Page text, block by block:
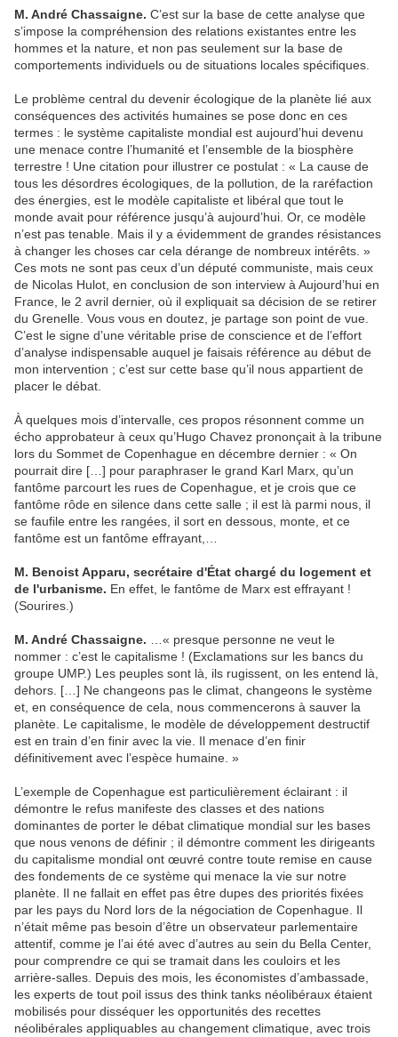
M. André Chassaigne. C’est sur la base de cette analyse que
s’impose la compréhension des relations existantes entre les
hommes et la nature, et non pas seulement sur la base de
comportements individuels ou de situations locales spécifiques.
Le problème central du devenir écologique de la planète lié aux
conséquences des activités humaines se pose donc en ces
termes : le système capitaliste mondial est aujourd’hui devenu
une menace contre l’humanité et l’ensemble de la biosphère
terrestre ! Une citation pour illustrer ce postulat : « La cause de
tous les désordres écologiques, de la pollution, de la raréfaction
des énergies, est le modèle capitaliste et libéral que tout le
monde avait pour référence jusqu’à aujourd’hui. Or, ce modèle
n’est pas tenable. Mais il y a évidemment de grandes résistances
à changer les choses car cela dérange de nombreux intérêts. »
Ces mots ne sont pas ceux d’un député communiste, mais ceux
de Nicolas Hulot, en conclusion de son interview à Aujourd’hui en
France, le 2 avril dernier, où il expliquait sa décision de se retirer
du Grenelle. Vous vous en doutez, je partage son point de vue.
C’est le signe d’une véritable prise de conscience et de l’effort
d’analyse indispensable auquel je faisais référence au début de
mon intervention ; c’est sur cette base qu’il nous appartient de
placer le débat.
À quelques mois d’intervalle, ces propos résonnent comme un
écho approbateur à ceux qu’Hugo Chavez prononçait à la tribune
lors du Sommet de Copenhague en décembre dernier : « On
pourrait dire […] pour paraphraser le grand Karl Marx, qu’un
fantôme parcourt les rues de Copenhague, et je crois que ce
fantôme rôde en silence dans cette salle ; il est là parmi nous, il
se faufile entre les rangées, il sort en dessous, monte, et ce
fantôme est un fantôme effrayant,…
M. Benoist Apparu, secrétaire d'État chargé du logement et
de l'urbanisme. En effet, le fantôme de Marx est effrayant !
(Sourires.)
M. André Chassaigne. …« presque personne ne veut le
nommer : c’est le capitalisme ! (Exclamations sur les bancs du
groupe UMP.) Les peuples sont là, ils rugissent, on les entend là,
dehors. […] Ne changeons pas le climat, changeons le système
et, en conséquence de cela, nous commencerons à sauver la
planète. Le capitalisme, le modèle de développement destructif
est en train d’en finir avec la vie. Il menace d’en finir
définitivement avec l’espèce humaine. »
L’exemple de Copenhague est particulièrement éclairant : il
démontre le refus manifeste des classes et des nations
dominantes de porter le débat climatique mondial sur les bases
que nous venons de définir ; il démontre comment les dirigeants
du capitalisme mondial ont œuvré contre toute remise en cause
des fondements de ce système qui menace la vie sur notre
planète. Il ne fallait en effet pas être dupes des priorités fixées
par les pays du Nord lors de la négociation de Copenhague. Il
n’était même pas besoin d’être un observateur parlementaire
attentif, comme je l’ai été avec d’autres au sein du Bella Center,
pour comprendre ce qui se tramait dans les couloirs et les
arrière-salles. Depuis des mois, les économistes d’ambassade,
les experts de tout poil issus des think tanks néolibéraux étaient
mobilisés pour disséquer les opportunités des recettes
néolibérales appliquables au changement climatique, avec trois